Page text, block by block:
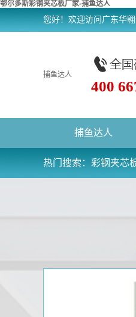
鄂尔多斯彩钢夹芯板厂家-捕鱼达人
您好！欢迎访问广东华
捕鱼达人
400
捕鱼达人
热门搜索： 彩钢夹芯